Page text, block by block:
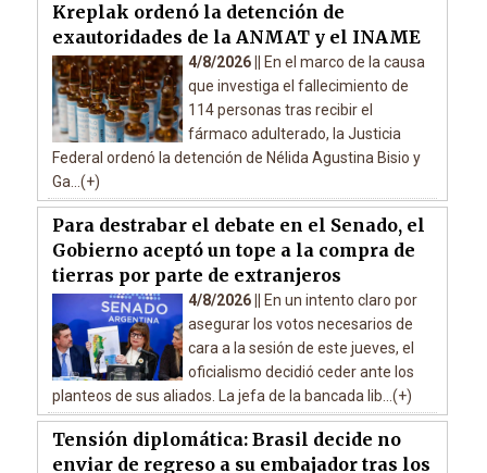
Kreplak ordenó la detención de
exautoridades de la ANMAT y el INAME
4/8/2026 ||
En el marco de la causa
que investiga el fallecimiento de
114 personas tras recibir el
fármaco adulterado, la Justicia
Federal ordenó la detención de Nélida Agustina Bisio y
Ga...(+)
Para destrabar el debate en el Senado, el
Gobierno aceptó un tope a la compra de
tierras por parte de extranjeros
4/8/2026 ||
En un intento claro por
asegurar los votos necesarios de
cara a la sesión de este jueves, el
oficialismo decidió ceder ante los
planteos de sus aliados. La jefa de la bancada lib...(+)
Tensión diplomática: Brasil decide no
enviar de regreso a su embajador tras los